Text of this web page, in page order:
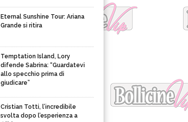
Eternal Sunshine Tour: Ariana
Grande si ritira
Temptation Island, Lory
difende Sabrina: “Guardatevi
allo specchio prima di
giudicare”
Cristian Totti, l’incredibile
svolta dopo l’esperienza a